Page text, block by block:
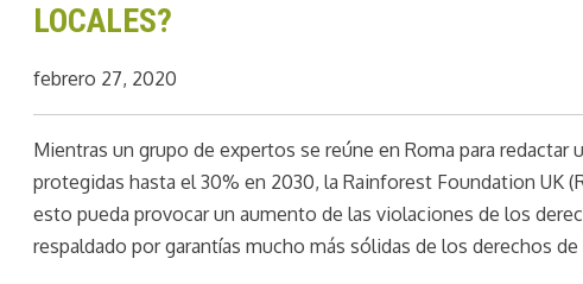
LOCALES?
febrero 27, 2020
Mientras un grupo de expertos se reúne en Roma para
protegidas hasta el 30% en 2030, la Rainforest Foundation UK
esto pueda provocar un aumento de las violaciones de los
respaldado por garantías mucho más sólidas de los derechos